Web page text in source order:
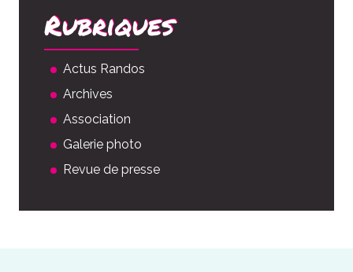
Rubriques
Actus Randos
Archives
Association
Galerie photo
Revue de presse